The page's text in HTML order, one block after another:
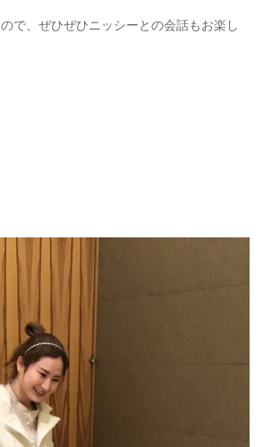
で、ぜひぜひニッシーとの会話もお楽し